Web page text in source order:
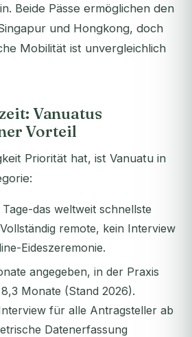
Beide Pässe ermöglichen den
und Hongkong, doch
Mobilität ist unvergleichlich
Vanuatus
Vorteil
Priorität hat, ist Vanuatu in
das weltweit schnellste
remote, kein Interview
Eideszeremonie.
angegeben, in der Praxis
Monate (Stand 2026).
für alle Antragsteller ab
Datenerfassung